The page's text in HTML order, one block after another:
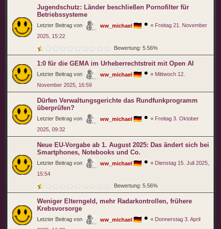
Jugendschutz: Länder beschließen Pornofilter für
Betriebssysteme
Letzter Beitrag von ww_michael « Freitag 21. November
2025, 15:22
Bewertung: 5.56%
1:0 für die GEMA im Urheberrechtstreit mit Open AI
Letzter Beitrag von ww_michael « Mittwoch 12.
November 2025, 16:59
Dürfen Ver­wal­tungs­ge­richte das Rund­funk­pro­gramm
über­prüfen?
Letzter Beitrag von ww_michael « Freitag 3. Oktober
2025, 09:32
Neue EU-Vorgabe ab 1. August 2025: Das ändert sich bei
Smartphones, Notebooks und Co.
Letzter Beitrag von ww_michael « Dienstag 15. Juli 2025,
15:54
Bewertung: 5.56%
Weniger Elterngeld, mehr Radarkontrollen, frühere
Krebsvorsorge
Letzter Beitrag von ww_michael « Donnerstag 3. April